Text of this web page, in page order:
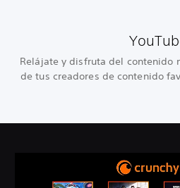
Relájate y disfruta del contenido
de tus creadores de contenido